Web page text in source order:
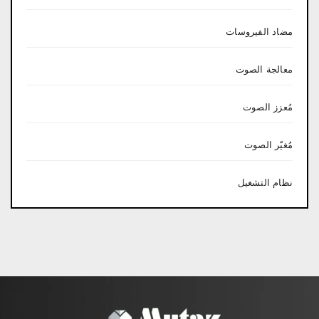
مضاد الفيروسات
معالجة الصوت
مُعزز الصوت
مُغيّر الصوت
نظام التشغيل